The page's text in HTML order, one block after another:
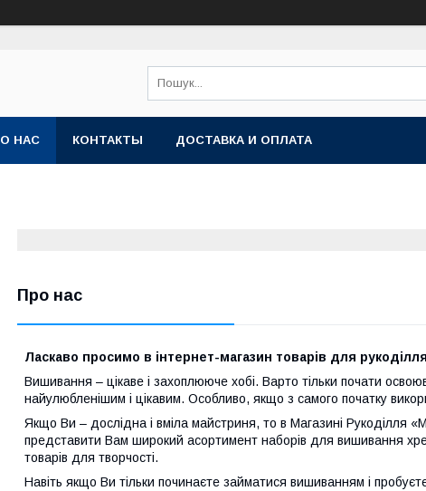
О НАС КОНТАКТЫ ДОСТАВКА И ОПЛАТА
Про нас
Ласкаво просимо в інтернет-магазин товарів для
Вишивання – цікаве і захоплююче хобі. Варто тільки почати
найулюбленішим і цікавим. Особливо, якщо з самого початку
Якщо Ви – дослідна і вміла майстриня, то в Магазині Рукоділля
представити Вам широкий асортимент наборів для вишивання
товарів для творчості.
Навіть якщо Ви тільки починаєте займатися вишиванням і